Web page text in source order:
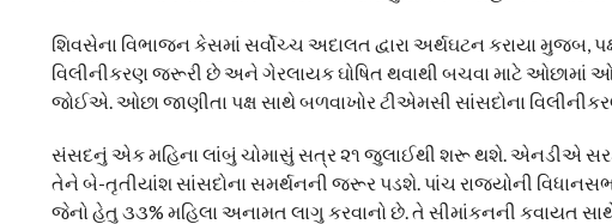
શિવસેના વિભાજન કેસમાં સર્વોચ્ચ અદાલત દ્વારા અર્થઘટન કરાયા મુજબ,
વિલીનીકરણ જરૂરી છે અને ગેરલાયક ઘોષિત થવાથી બચવા માટે ઓછામાં
જોઈએ. ઓછા જાણીતા પક્ષ સાથે બળવાખોર ટીએમસી સાંસદોના
સંસદનું એક મહિના લાંબું ચોમાસું સત્ર ૨૧ જુલાઈથી શરૂ થશે. એનડીએ
તેને બે-તૃતીયાંશ સાંસદોના સમર્થનની જરૂર પડશે. પાંચ રાજ્યોની
જેનો હેતુ ૩૩% મહિલા અનામત લાગુ કરવાનો છે. તે સીમાંકનની કવાયત